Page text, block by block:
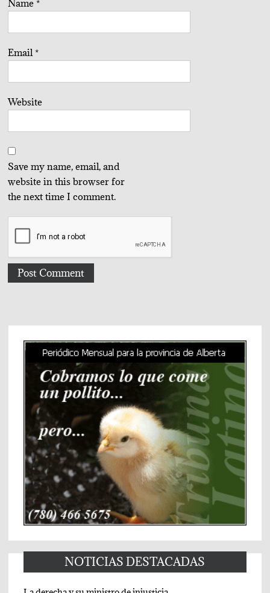
Name *
Email *
Website
Save my name, email, and
website in this browser for
the next time I comment.
NOTICIAS DESTACADAS